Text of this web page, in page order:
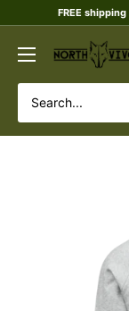
content
FREE
NORTHVIVOR